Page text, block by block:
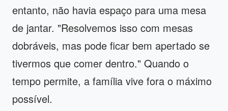
entanto, não havia espaço para uma mesa
de jantar. "Resolvemos isso com mesas
dobráveis, mas pode ficar bem apertado se
tivermos que comer dentro." Quando o
tempo permite, a família vive fora o máximo
possível.